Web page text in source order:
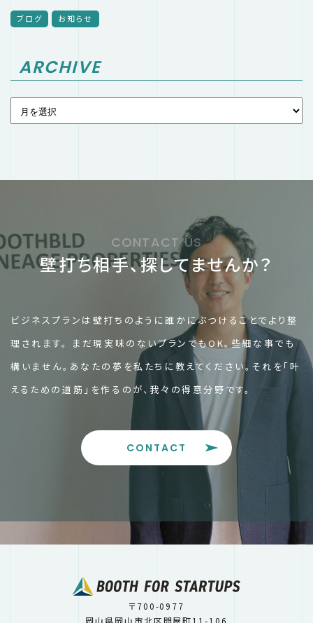
ブログ お知らせ
ARCHIVE
CONTACT US
壁打ち相手、探してませんか？
ビジネスプランは壁打ちのように誰かにぶつけることでより整
理されます。
まだ現実味のないプランでもOK。些細な事でも
構いません。 あなたの夢を私たちに教えてください。 それを「叶
えるための道筋」を作るのが、我々の得意分野です。
CONTACT
〒700-0977
岡山県岡山市北区問屋町11-106